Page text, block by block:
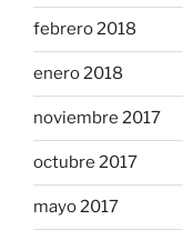
febrero 2018
enero 2018
noviembre 2017
octubre 2017
mayo 2017